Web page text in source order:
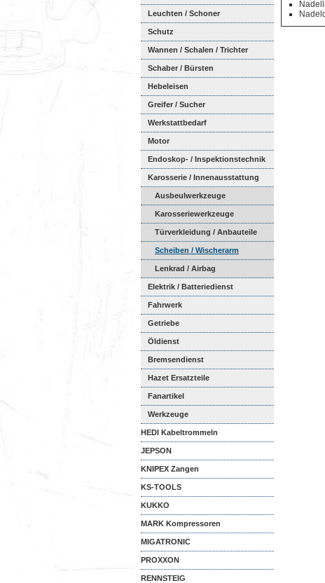
Leuchten / Schoner
Schutz
Wannen / Schalen / Trichter
Schaber / Bürsten
Hebeleisen
Greifer / Sucher
Werkstattbedarf
Motor
Endoskop- / Inspektionstechnik
Karosserie / Innenausstattung
Ausbeulwerkzeuge
Karosseriewerkzeuge
Türverkleidung / Anbauteile
Scheiben / Wischerarm
Lenkrad / Airbag
Elektrik / Batteriedienst
Fahrwerk
Getriebe
Öldienst
Bremsendienst
Hazet Ersatzteile
Fanartikel
Werkzeuge
HEDI Kabeltrommeln
JEPSON
KNIPEX Zangen
KS-TOOLS
KUKKO
MARK Kompressoren
MIGATRONIC
PROXXON
RENNSTEIG